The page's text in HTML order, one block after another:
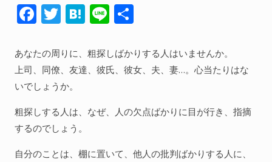
衣食住
生き方
社会
F
e
b
o
o
k
T
itt
er
H
e
n
Li
e
あなたの周りに、粗探しばかりする人はいませんか。
上司、同僚、友達、彼氏、彼女、夫、妻…。心当たりはな
いでしょうか。
粗探しする人は、なぜ、人の欠点ばかりに目が行き、指摘
するのでしょう。
自分のことは、棚に置いて、他人の批判ばかりする人に、